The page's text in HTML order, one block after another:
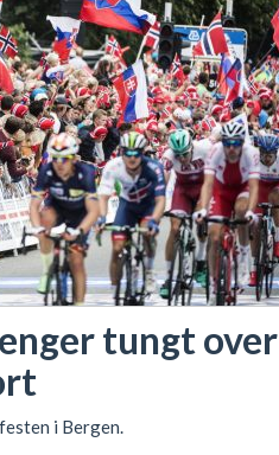
tungt over
i Bergen.